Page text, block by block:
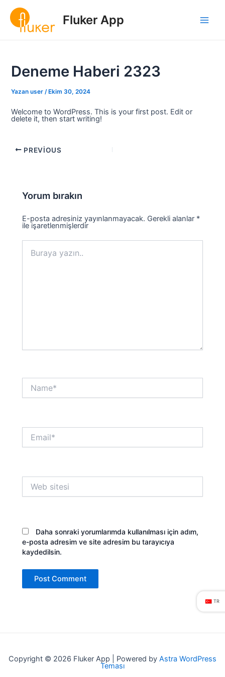
atla
Fluker App
Deneme Haberi 2323
Yazan user /Ekim 30, 2024
Welcome to WordPress. This is your first post. Edit or
delete it, then start writing!
navigation
PREVIOUS
Yorum bırakın
E-posta adresiniz yayınlanmayacak. Gerekli alanlar *
ile işaretlenmişlerdir
yazın..
sitesi
Daha sonraki yorumlarımda kullanılması için adım,
e-posta adresim ve site adresim bu tarayıcıya
kaydedilsin.
Copyright © 2026 Fluker App | Powered by Astra WordPress
Teması
TR